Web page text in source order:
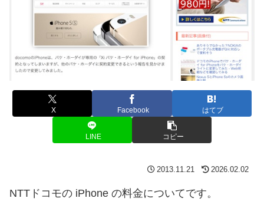
X Facebook はてブ
LINE コピー
2013.11.21 2026.02.02
NTTドコモの iPhone の料金についてです。